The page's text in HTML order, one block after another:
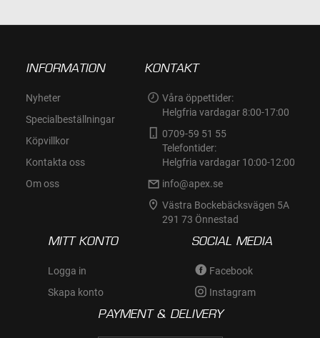
INFORMATION
Nyheter
Specialbeställningar
Köpvillkor
Kontakta oss
Om oss
KONTAKT
Våra öppettider:
Helgfria vardagar 8:00-17:00
0709-59 51 55
Telefontider:
Helgfria vardagar 10:00-12:00
info@apex.se
Västra Bockebäcksvägen 5A
291 73 Önnestad
MITT KONTO
Logga in
Skapa konto
SOCIAL MEDIA
Facebook
Instagram
PAYMENT & DELIVERY